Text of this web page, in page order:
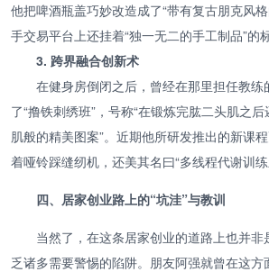
他把啤酒瓶盖巧妙改造成了“带有复古朋克风
手交易平台上还挂着“独一无二的手工制品”的
3. 跨界融合创新术
在健身房倒闭之后，曾经在那里担任教练
了“撸铁刺绣班”，号称“在锻炼完肱二头肌之
肌般的精美图案”。近期他所研发推出的新
着哑铃踩缝纫机，还美其名曰“多线程代谢训练
四、居家创业路上的“坑洼”与教训
当然了，在这条居家创业的道路上也并
乏诸多需要警惕的陷阱。朋友阿强就曾在这